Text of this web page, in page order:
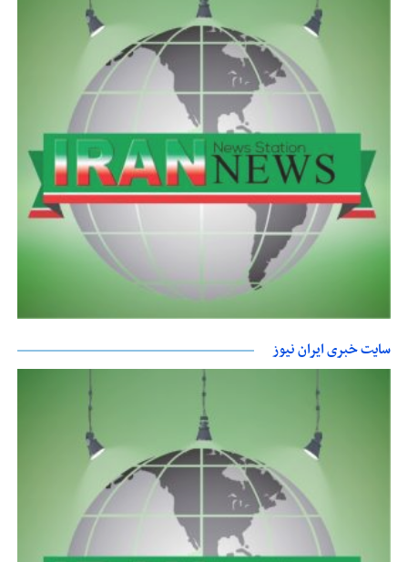
سایت خبری ایران نیوز